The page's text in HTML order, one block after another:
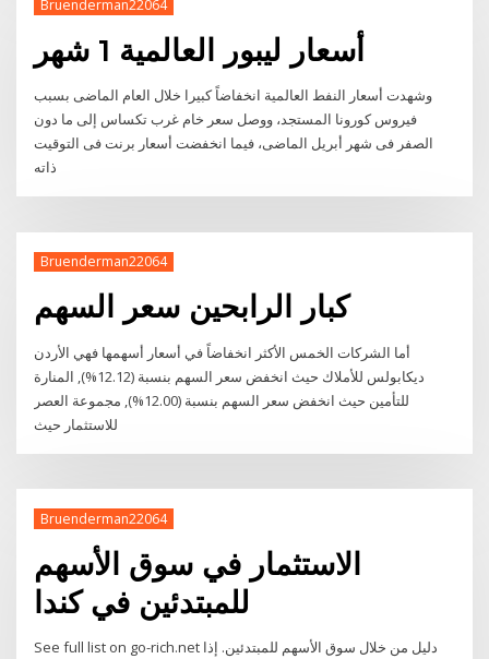
Bruenderman22064
أسعار ليبور العالمية 1 شهر
وشهدت أسعار النفط العالمية انخفاضاً كبيرا خلال العام الماضى بسبب
فيروس كورونا المستجد، ووصل سعر خام غرب تكساس إلى ما دون
الصفر فى شهر أبريل الماضى، فيما انخفضت أسعار برنت فى التوقيت
ذاته
Bruenderman22064
كبار الرابحين سعر السهم
أما الشركات الخمس الأكثر انخفاضاً في أسعار أسهمها فهي الأردن
ديكابولس للأملاك حيث انخفض سعر السهم بنسبة (12.12%), المنارة
للتأمين حيث انخفض سعر السهم بنسبة (12.00%), مجموعة العصر
للاستثمار حيث
Bruenderman22064
الاستثمار في سوق الأسهم
للمبتدئين في كندا
See full list on go-rich.net دليل من خلال سوق الأسهم للمبتدئين. إذا